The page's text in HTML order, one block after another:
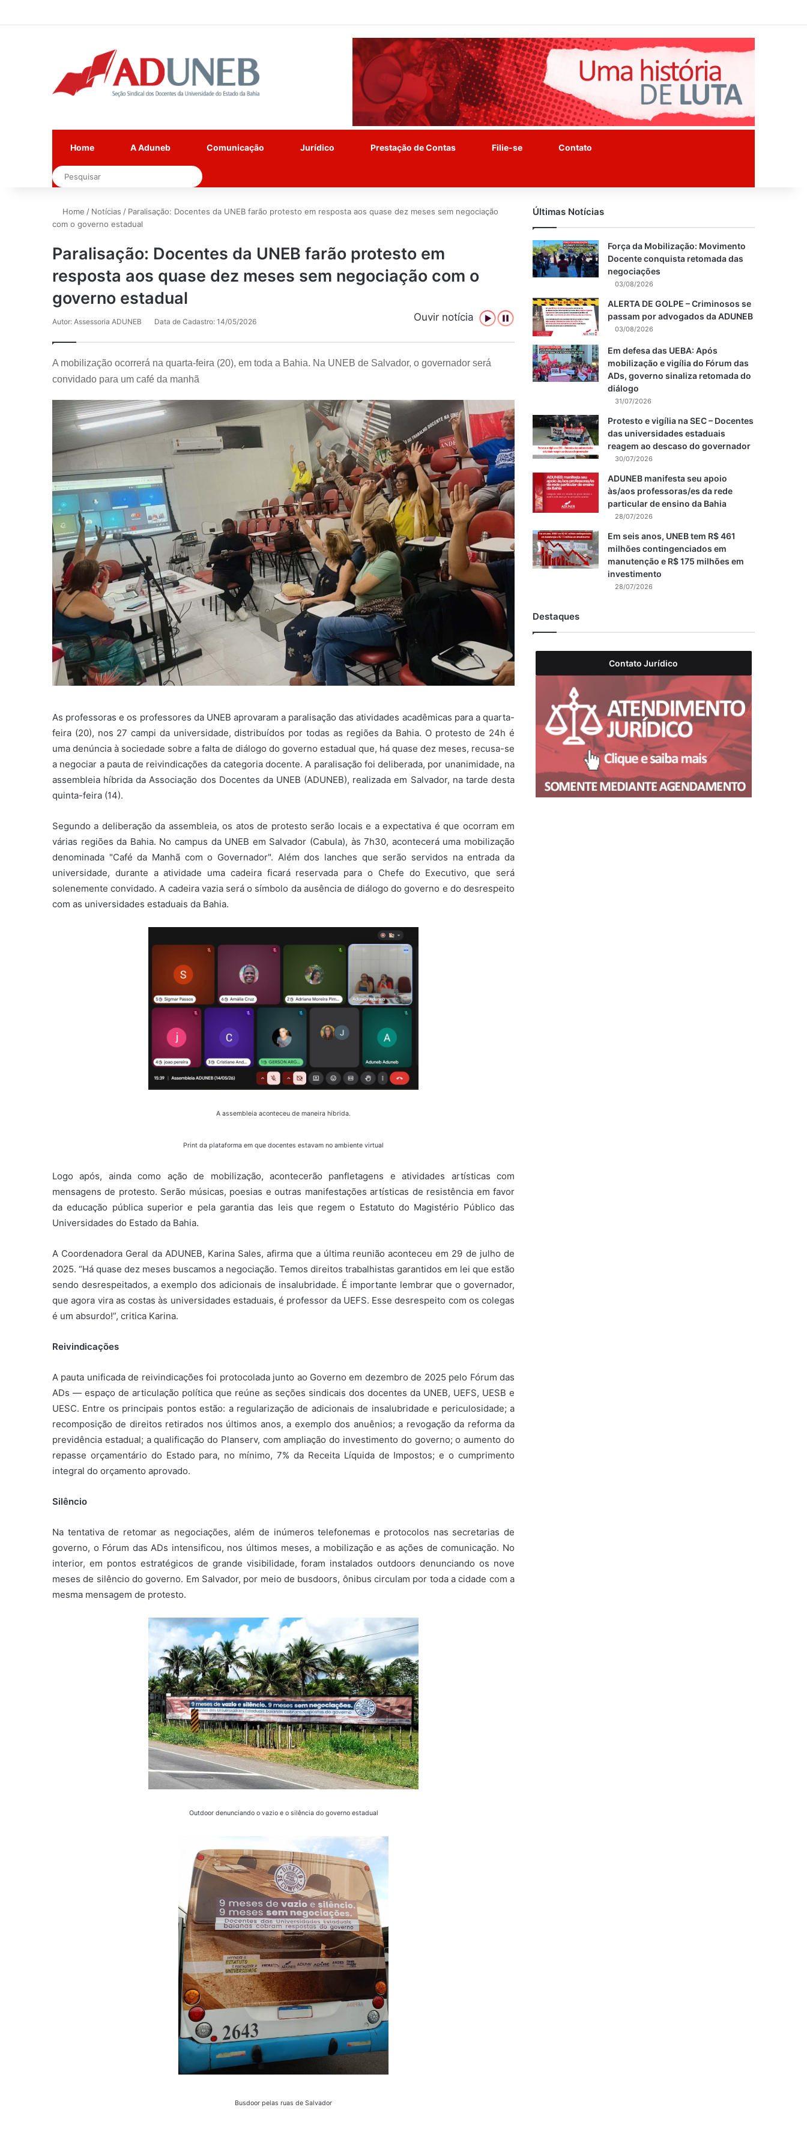
Home A Aduneb Comunicação Jurídico Prestação de Contas Filie-se Contato
Pesquisar
Home / Notícias / Paralisação: Docentes da UNEB farão protesto em resposta aos quase dez meses sem negociação
com o governo estadual
Paralisação: Docentes da UNEB farão protesto em
resposta aos quase dez meses sem negociação com o
governo estadual
Ouvir notícia
Autor: Assessoria ADUNEB Data de Cadastro: 14/05/2026
A mobilização ocorrerá na quarta-feira (20), em toda a Bahia. Na UNEB de Salvador, o governador será
convidado para um café da manhã
As professoras e os professores da UNEB aprovaram a paralisação das atividades acadêmicas para a quarta-
feira (20), nos 27 campi da universidade, distribuídos por todas as regiões da Bahia. O protesto de 24h é
uma denúncia à sociedade sobre a falta de diálogo do governo estadual que, há quase dez meses, recusa-se
a negociar a pauta de reivindicações da categoria docente. A paralisação foi deliberada, por unanimidade, na
assembleia híbrida da Associação dos Docentes da UNEB (ADUNEB), realizada em Salvador, na tarde desta
quinta-feira (14).
Segundo a deliberação da assembleia, os atos de protesto serão locais e a expectativa é que ocorram em
várias regiões da Bahia. No campus da UNEB em Salvador (Cabula), às 7h30, acontecerá uma mobilização
denominada "Café da Manhã com o Governador". Além dos lanches que serão servidos na entrada da
universidade, durante a atividade uma cadeira ficará reservada para o Chefe do Executivo, que será
solenemente convidado. A cadeira vazia será o símbolo da ausência de diálogo do governo e do desrespeito
com as universidades estaduais da Bahia.
A assembleia aconteceu de maneira híbrida.
Print da plataforma em que docentes estavam no ambiente virtual
Logo após, ainda como ação de mobilização, acontecerão panfletagens e atividades artísticas com
mensagens de protesto. Serão músicas, poesias e outras manifestações artísticas de resistência em favor
da educação pública superior e pela garantia das leis que regem o Estatuto do Magistério Público das
Universidades do Estado da Bahia.
A Coordenadora Geral da ADUNEB, Karina Sales, afirma que a última reunião aconteceu em 29 de julho de
2025. “Há quase dez meses buscamos a negociação. Temos direitos trabalhistas garantidos em lei que estão
sendo desrespeitados, a exemplo dos adicionais de insalubridade. É importante lembrar que o governador,
que agora vira as costas às universidades estaduais, é professor da UEFS. Esse desrespeito com os colegas
é um absurdo!”, critica Karina.
Reivindicações
A pauta unificada de reivindicações foi protocolada junto ao Governo em dezembro de 2025 pelo Fórum das
ADs — espaço de articulação política que reúne as seções sindicais dos docentes da UNEB, UEFS, UESB e
UESC. Entre os principais pontos estão: a regularização de adicionais de insalubridade e periculosidade; a
recomposição de direitos retirados nos últimos anos, a exemplo dos anuênios; a revogação da reforma da
previdência estadual; a qualificação do Planserv, com ampliação do investimento do governo; o aumento do
repasse orçamentário do Estado para, no mínimo, 7% da Receita Líquida de Impostos; e o cumprimento
integral do orçamento aprovado.
Silêncio
Na tentativa de retomar as negociações, além de inúmeros telefonemas e protocolos nas secretarias de
governo, o Fórum das ADs intensificou, nos últimos meses, a mobilização e as ações de comunicação. No
interior, em pontos estratégicos de grande visibilidade, foram instalados outdoors denunciando os nove
meses de silêncio do governo. Em Salvador, por meio de busdoors, ônibus circulam por toda a cidade com a
mesma mensagem de protesto.
Outdoor denunciando o vazio e o silência do governo estadual
Busdoor pelas ruas de Salvador
Últimas Notícias
Força da Mobilização: Movimento
Docente conquista retomada das
negociações
03/08/2026
ALERTA DE GOLPE – Criminosos se
passam por advogados da ADUNEB
03/08/2026
Em defesa das UEBA: Após
mobilização e vigília do Fórum das
ADs, governo sinaliza retomada do
diálogo
31/07/2026
Protesto e vigília na SEC – Docentes
das universidades estaduais
reagem ao descaso do governador
30/07/2026
ADUNEB manifesta seu apoio
às/aos professoras/es da rede
particular de ensino da Bahia
28/07/2026
Em seis anos, UNEB tem R$ 461
milhões contingenciados em
manutenção e R$ 175 milhões em
investimento
28/07/2026
Destaques
Contato Jurídico